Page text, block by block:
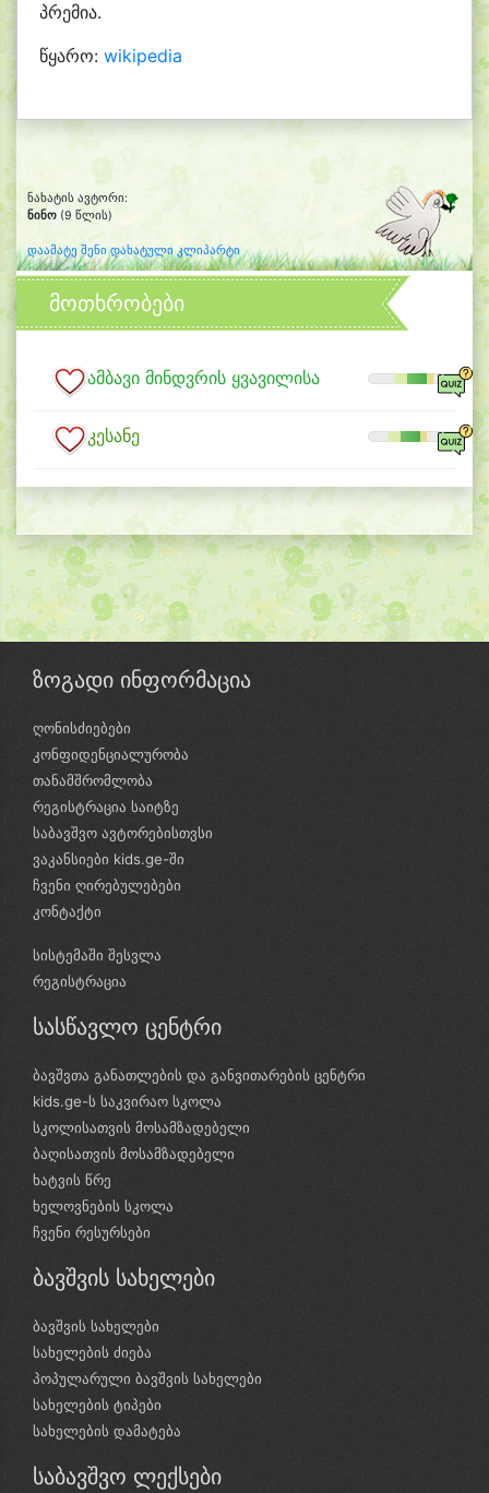
პრემია.
წყარო: wikipedia
ნახატის ავტორი:
ნინო (9 წლის)
დაამატე შენი დახატული კლიპარტი
მოთხრობები
ამბავი მინდვრის ყვავილისა
კესანე
ზოგადი ინფორმაცია
ღონისძიებები
კონფიდენციალურობა
თანამშრომლობა
რეგისტრაცია საიტზე
საბავშვო ავტორებისთვსი
ვაკანსიები kids.ge-ში
ჩვენი ღირებულებები
კონტაქტი
სისტემაში შესვლა
რეგისტრაცია
სასწავლო ცენტრი
ბავშვთა განათლების და განვითარების ცენტრი
kids.ge-ს საკვირაო სკოლა
სკოლისათვის მოსამზადებელი
ბაღისათვის მოსამზადებელი
ხატვის წრე
ხელოვნების სკოლა
ჩვენი რესურსები
ბავშვის სახელები
ბავშვის სახელები
სახელების ძიება
პოპულარული ბავშვის სახელები
სახელების ტიპები
სახელების დამატება
საბავშვო ლექსები